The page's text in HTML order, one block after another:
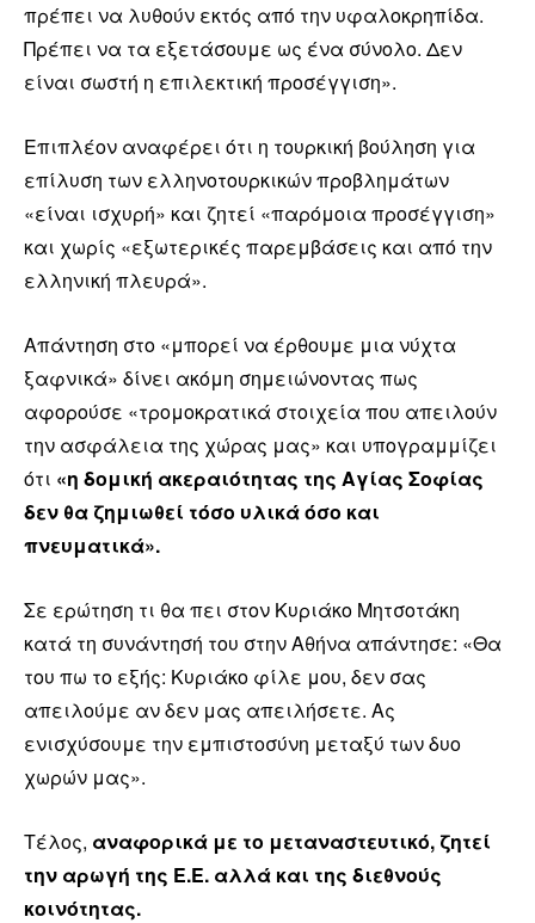
πρέπει να λυθούν εκτός από την υφαλοκρηπίδα.
Πρέπει να τα εξετάσουμε ως ένα σύνολο. Δεν
είναι σωστή η επιλεκτική προσέγγιση».
Επιπλέον αναφέρει ότι η τουρκική βούληση για
επίλυση των ελληνοτουρκικών προβλημάτων
«είναι ισχυρή» και ζητεί «παρόμοια προσέγγιση»
και χωρίς «εξωτερικές παρεμβάσεις και από την
ελληνική πλευρά».
Απάντηση στο «μπορεί να έρθουμε μια νύχτα
ξαφνικά» δίνει ακόμη σημειώνοντας πως
αφορούσε «τρομοκρατικά στοιχεία που απειλούν
την ασφάλεια της χώρας μας» και υπογραμμίζει
ότι «η δομική ακεραιότητας της Αγίας Σοφίας
δεν θα ζημιωθεί τόσο υλικά όσο και
πνευματικά».
Σε ερώτηση τι θα πει στον Κυριάκο Μητσοτάκη
κατά τη συνάντησή του στην Αθήνα απάντησε: «Θα
του πω το εξής: Κυριάκο φίλε μου, δεν σας
απειλούμε αν δεν μας απειλήσετε. Ας
ενισχύσουμε την εμπιστοσύνη μεταξύ των δυο
χωρών μας».
Τέλος, αναφορικά με το μεταναστευτικό, ζητεί
την αρωγή της Ε.Ε. αλλά και της διεθνούς
κοινότητας.